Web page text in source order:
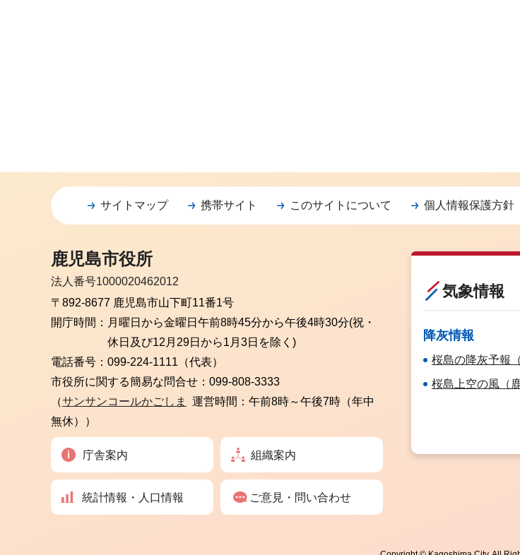
サイトマップ 携帯サイト このサイトについて 個人情報保護方針
鹿児島市役所
法人番号1000020462012
〒892-8677 鹿児島市山下町11番1号
開庁時間： 月曜日から金曜日 午前8時45分から午後4時30分(祝・
休日及び12月29日から1月3日を除く)
電話番号： 099-224-1111（代表）
市役所に関する簡易な問合せ： 099-808-3333
（サンサンコールかごしま
運営時間：午前8時～午後7時（年中
無休））
庁舎案内 組織案内
統計情報・人口情報 ご意見・問い合わせ
気象情報
降灰情報
桜島の降灰予報
桜島上空の風（